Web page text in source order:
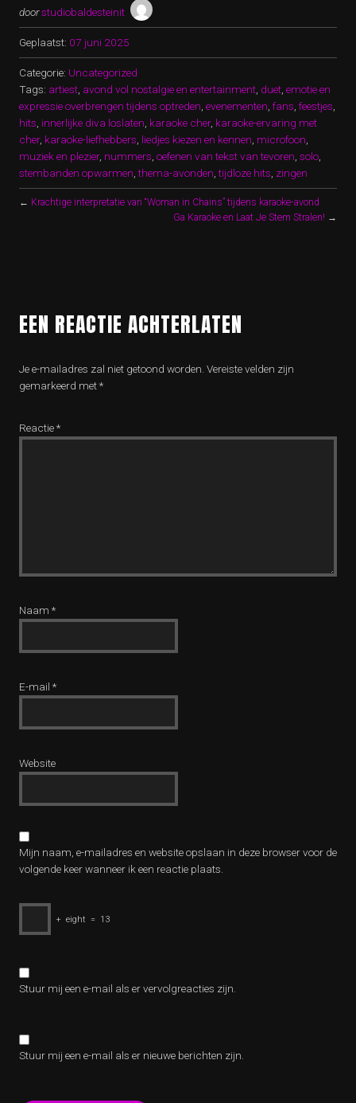
doorstudiobaldesteinit
Geplaatst: 07 juni 2025
Categorie: Uncategorized
Tags: artiest avond vol nostalgie en entertainment duet emotie en
expressie overbrengen tijdens optreden evenementen fans feestjes
hits innerlijke diva loslaten karaoke cher, karaoke-ervaring met
cher, karaoke-liefhebbers liedjes kiezen en kennen microfoon
muziek en plezier, nummers oefenen van tekst van tevoren solo
stembanden opwarmen ,thema-avonden ,tijdloze hits zingen
← Krachtige interpretatie van “Woman in Chains” tijdens karaoke-avond
Ga Karaoke en Laat Je Stem Stralen! →
EEN REACTIE ACHTERLATEN
Je e-mailadres zal niet getoond worden. Vereiste velden zijn
gemarkeerd met*
Reactie*
Naam *
E-mail *
Website
Mijn naam, e-mailadres en website opslaan in deze browser voor de
volgende keer wanneer ik een reactie plaats.
+ eight = 13
Stuur mij een e-mail als er vervolgreacties zijn.
Stuur mij een e-mail als er nieuwe berichten zijn.